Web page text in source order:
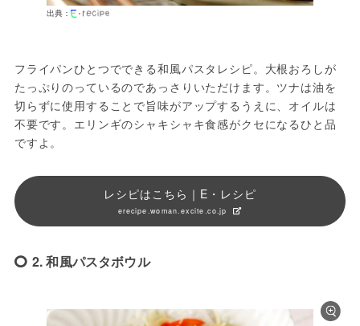
出典：
フライパンひとつでできる和風パスタレシピ。大根おろしが
たっぷりのっているのであっさりいただけます。ツナは油を
切らずに使用することで旨味がアップするうえに、オイルは
不要です。エリンギのシャキシャキ食感がクセになるひと品
ですよ。
レシピはこちら｜E・レシピ
erecipe.woman.excite.co.jp
2. 和風パスタボウル